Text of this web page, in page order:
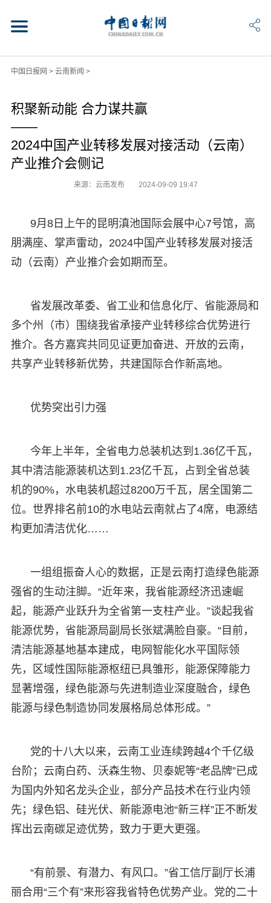
中国日报网 > 云南新闻 >
积聚新动能 合力谋共赢
——
2024中国产业转移发展对接活动（云南）
产业推介会侧记
来源：云南发布 2024-09-09 19:47
9月8日上午的昆明滇池国际会展中心7号馆，高
朋满座、掌声雷动，2024中国产业转移发展对接活
动（云南）产业推介会如期而至。
省发展改革委、省工业和信息化厅、省能源局和
多个州（市）围绕我省承接产业转移综合优势进行
推介。各方嘉宾共同见证更加奋进、开放的云南，
共享产业转移新优势，共建国际合作新高地。
优势突出引力强
今年上半年，全省电力总装机达到1.36亿千瓦，
其中清洁能源装机达到1.23亿千瓦，占到全省总装
机的90%，水电装机超过8200万千瓦，居全国第二
位。世界排名前10的水电站云南就占了4席，电源结
构更加清洁优化……
一组组振奋人心的数据，正是云南打造绿色能源
强省的生动注脚。“近年来，我省能源经济迅速崛
起，能源产业跃升为全省第一支柱产业。”谈起我省
能源优势，省能源局副局长张斌满脸自豪。“目前，
清洁能源基地基本建成，电网智能化水平国际领
先，区域性国际能源枢纽已具雏形，能源保障能力
显著增强，绿色能源与先进制造业深度融合，绿色
能源与绿色制造协同发展格局总体形成。”
党的十八大以来，云南工业连续跨越4个千亿级
台阶；云南白药、沃森生物、贝泰妮等“老品牌”已成
为国内外知名龙头企业，部分产品技术在行业内领
先；绿色铝、硅光伏、新能源电池“新三样”正不断发
挥出云南碳足迹优势，致力于更大更强。
“有前景、有潜力、有风口。”省工信厅副厅长浦
丽合用“三个有”来形容我省特色优势产业。党的二十